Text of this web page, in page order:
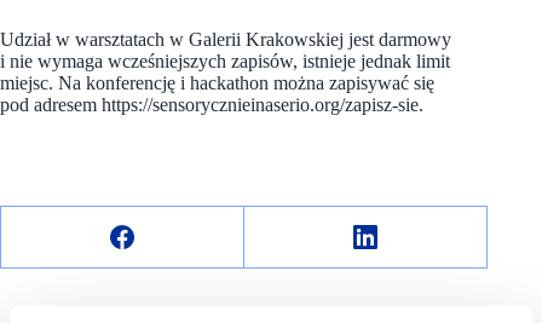
Udział w warsztatach w Galerii Krakowskiej jest darmowy
i nie wymaga wcześniejszych zapisów, istnieje jednak limit
miejsc. Na konferencję i hackathon można zapisywać się
pod adresem https://sensorycznieinaserio.org/zapisz-sie.